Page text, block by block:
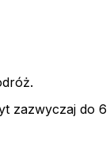
zazwyczaj do 6